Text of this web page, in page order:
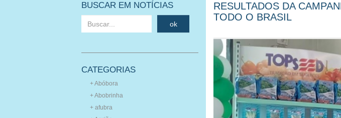
BUSCAR EM NOTÍCIAS
ok
CATEGORIAS
+ Abóbora
+ Abobrinha
+ afubra
RESULTADOS DA
TODO O BRASIL